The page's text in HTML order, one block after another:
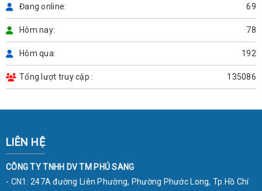
Đang online 69
Hôm nay 78
Hôm qua 192
Tổng lượt truy cập 135086
LIÊN HỆ
CÔNG TY TNHH DV TM PHÚ SANG
- CN1: 247A đường Liên Phường, Phường Phước Long, Tp.Hồ Chí